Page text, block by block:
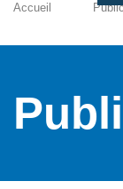
Accueil